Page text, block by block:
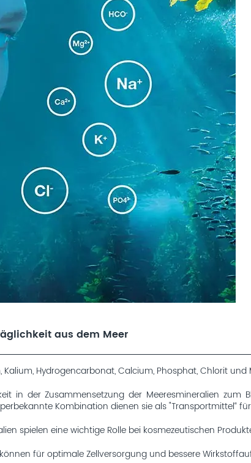
aus dem Meer
Kalium, Hydrogencarbonat, Calcium, Phosphat, Chlorit und
in der Zusammensetzung der Meeresmineralien
Kombination dienen sie als "Transportmittel“
spielen eine wichtige Rolle bei kosmezeutischen
für optimale Zellversorgung und bessere